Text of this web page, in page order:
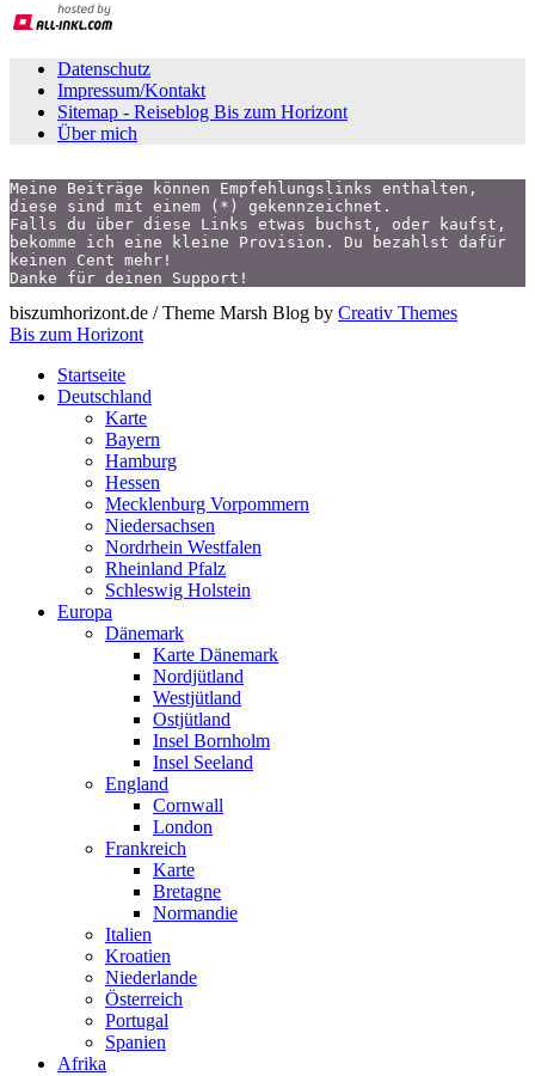
Datenschutz
Impressum/Kontakt
Sitemap - Reiseblog Bis zum Horizont
Über mich
Meine Beiträge können Empfehlungslinks enthalten,
diese sind mit einem (*) gekennzeichnet.
Falls du über diese Links etwas buchst, oder kaufst,
bekomme ich eine kleine Provision. Du bezahlst dafür
keinen Cent mehr!
Danke für deinen Support!
biszumhorizont.de / Theme Marsh Blog by Creativ Themes
Bis zum Horizont
Startseite
Deutschland
Karte
Bayern
Hamburg
Hessen
Mecklenburg Vorpommern
Niedersachsen
Nordrhein Westfalen
Rheinland Pfalz
Schleswig Holstein
Europa
Dänemark
Karte Dänemark
Nordjütland
Westjütland
Ostjütland
Insel Bornholm
Insel Seeland
England
Cornwall
London
Frankreich
Karte
Bretagne
Normandie
Italien
Kroatien
Niederlande
Österreich
Portugal
Spanien
Afrika